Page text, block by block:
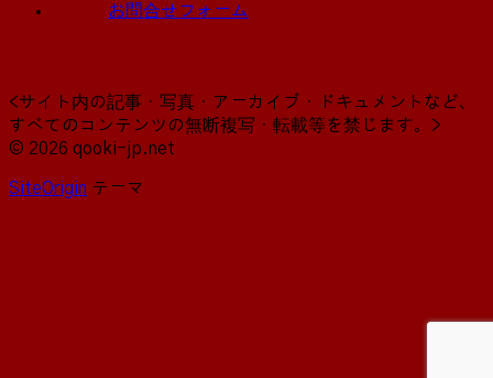
お問合せフォーム
<サイト内の記事・写真・アーカイブ・ドキュメントなど、
すべてのコンテンツの無断複写・転載等を禁じます。>
© 2026 qooki-jp.net
SiteOrigin テーマ